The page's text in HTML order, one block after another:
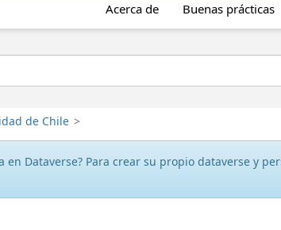
Acerca de Buenas prácticas
de Chile >
en Dataverse? Para crear su propio dataverse y